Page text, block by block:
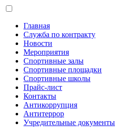
Главная
Служба по контракту
Новости
Мероприятия
Спортивные залы
Спортивные площадки
Спортивные школы
Прайс-лист
Контакты
Антикоррупция
Антитеррор
Учредительные документы